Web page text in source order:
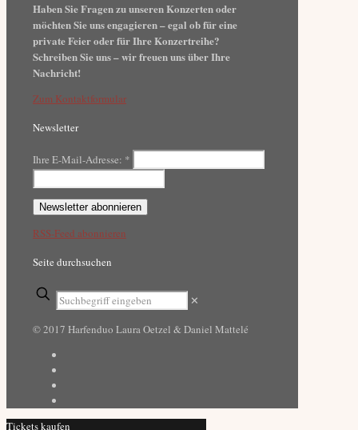
Haben Sie Fragen zu unseren Konzerten oder
möchten Sie uns engagieren – egal ob für eine
private Feier oder für Ihre Konzertreihe?
Schreiben Sie uns – wir freuen uns über Ihre
Nachricht!
Zum Kontaktformular
Newsletter
Ihre E-Mail-Adresse: *
RSS-Feed abonnieren
Seite durchsuchen
✕
© 2017 Harfenduo Laura Oetzel & Daniel Mattelé
Tickets kaufen